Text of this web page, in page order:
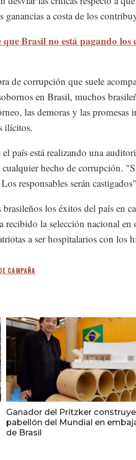
ganancias a costa de los
Brasil no está pagando los
de corrupción que suele
en Brasil, muchos
las demoras y las promesas
ilícitos.
país está realizando una
hecho de corrupción.
responsables serán
los éxitos del país en
recibido la selección nacional en
a ser hospitalarios con los
CAMPAÑA
Ganador del Pritzker construye
pabellón del Mundial en
de Brasil